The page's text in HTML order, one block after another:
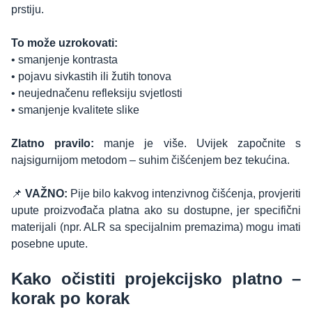
prstiju.
To može uzrokovati:
• smanjenje kontrasta
• pojavu sivkastih ili žutih tonova
• neujednačenu refleksiju svjetlosti
• smanjenje kvalitete slike
Zlatno pravilo: manje je više. Uvijek započnite s
najsigurnijom metodom – suhim čišćenjem bez tekućina.
📌 VAŽNO: Pije bilo kakvog intenzivnog čišćenja, provjeriti
upute proizvođača platna ako su dostupne, jer specifični
materijali (npr. ALR sa specijalnim premazima) mogu imati
posebne upute.
Kako očistiti projekcijsko platno –
korak po korak